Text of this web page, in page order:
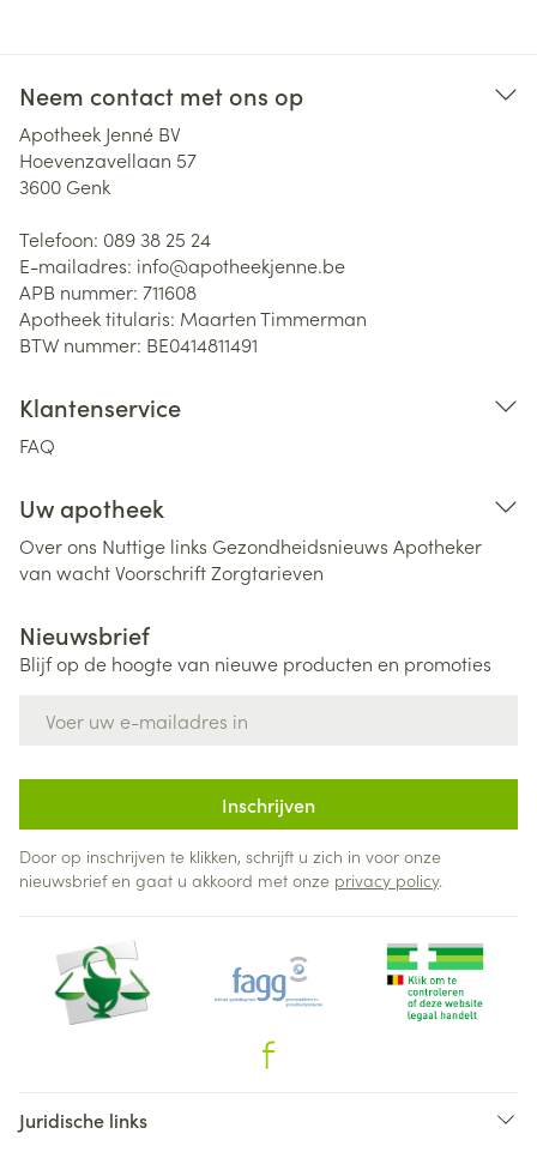
Neem contact met ons op
Apotheek Jenné BV
Hoevenzavellaan 57
3600 Genk
Telefoon: 089 38 25 24
E-mailadres: info@apotheekjenne.be
APB nummer: 711608
Apotheek titularis: Maarten Timmerman
BTW nummer: BE0414811491
Klantenservice
FAQ
Uw apotheek
Over ons Nuttige links Gezondheidsnieuws Apotheker
van wachtVoorschriftZorgtarieven
Nieuwsbrief
Blijf op de hoogte van nieuwe producten en promoties
Inschrijven
Door op inschrijven te klikken, schrijft u zich in voor onze
nieuwsbrief en gaat u akkoord met onze privacy policy.
Juridische links